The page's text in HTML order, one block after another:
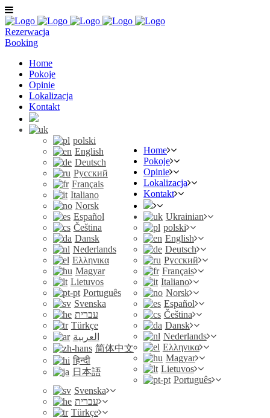
Rezerwacja
Booking
Home
Pokoje
Opinie
Lokalizacja
Kontakt
polski
English
Deutsch
Русский
Français
Italiano
Norsk
Español
Čeština
Dansk
Nederlands
Ελληνικα
Magyar
Lietuvos
Português
Svenska
עברית
Türkçe
العربية
简体中文
हिन्दी
日本語
Home
Pokoje
Opinie
Lokalizacja
Kontakt
Ukrainian
polski
English
Deutsch
Русский
Français
Italiano
Norsk
Español
Čeština
Dansk
Nederlands
Ελληνικα
Magyar
Lietuvos
Português
Svenska
עברית
Türkçe